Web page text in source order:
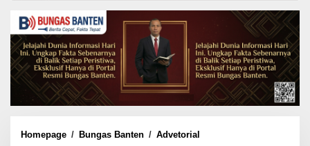
Homepage / Bungas Banten / Advetorial